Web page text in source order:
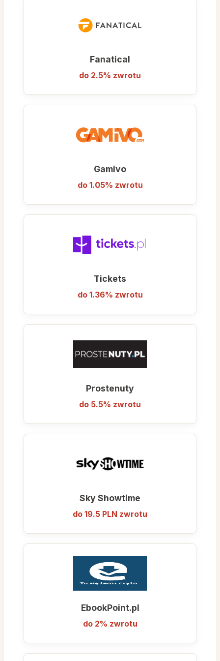
autoryzowanego sklepu.
Fanatical
do 2.5% zwrotu
Gamivo
do 1.05% zwrotu
Tickets
do 1.36% zwrotu
Prostenuty
do 5.5% zwrotu
Sky Showtime
do 19.5 PLN zwrotu
EbookPoint.pl
do 2% zwrotu